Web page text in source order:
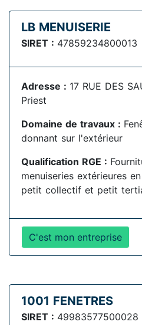
LB MENUISERIE
SIRET : 47859234800013
Adresse : 17 RUE DES
Priest
Domaine de travaux :
donnant sur l'extérieur
Qualification RGE :
menuiseries extérieures
petit collectif et petit
C'est mon entreprise
1001 FENETRES
SIRET : 49983577500028